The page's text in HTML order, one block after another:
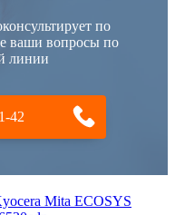
по
ваши вопросы по
линии
42
Mita ECOSYS